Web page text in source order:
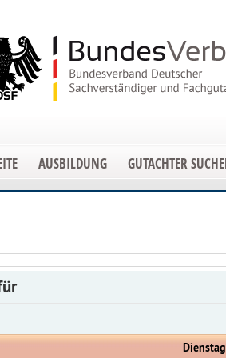
AUSBILDUNG GUTACHTER